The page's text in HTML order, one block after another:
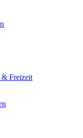
Freizeit